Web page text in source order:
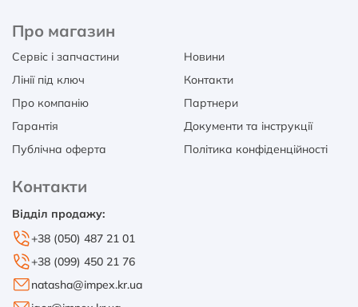
Про магазин
Сервіс і запчастини
Новини
Лінії під ключ
Контакти
Про компанію
Партнери
Гарантія
Документи та інструкції
Публічна оферта
Політика конфіденційності
Контакти
Відділ продажу:
+38 (050) 487 21 01
+38 (099) 450 21 76
natasha@impex.kr.ua